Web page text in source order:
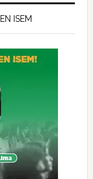
ISEM